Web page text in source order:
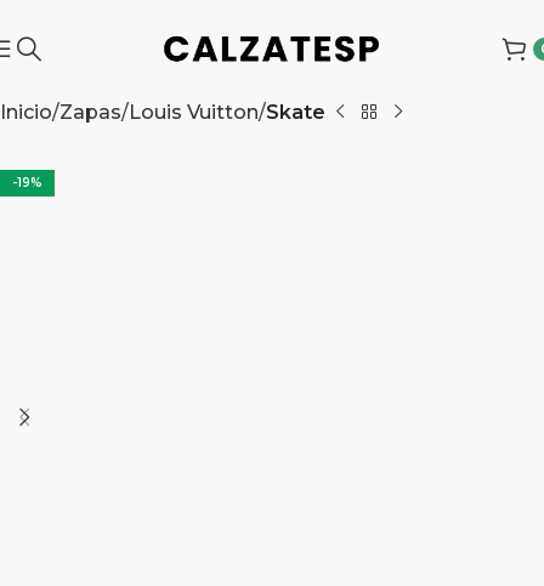
Inicio Zapas Louis Vuitton Skate
-19%